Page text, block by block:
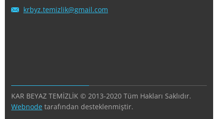
krbyz.temizlik@gmail.com
KAR BEYAZ TEMİZLİK © 2013-2020 Tüm Hakları Saklıdır.
Webnode tarafından desteklenmiştir.